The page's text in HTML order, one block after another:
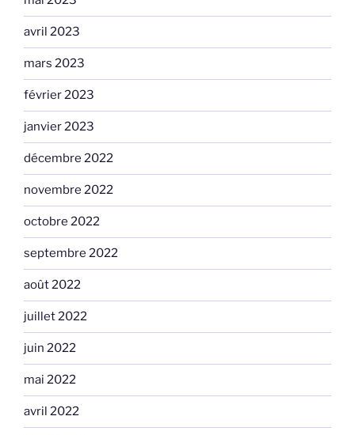
avril 2023
mars 2023
février 2023
janvier 2023
décembre 2022
novembre 2022
octobre 2022
septembre 2022
août 2022
juillet 2022
juin 2022
mai 2022
avril 2022